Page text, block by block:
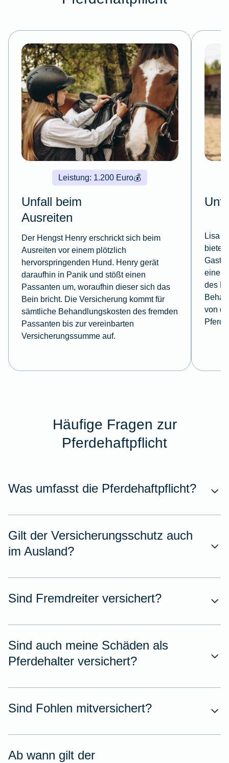
💰
Leistung: 1.200 Euro
Unfall beim
Ausreiten
Der Hengst Henry erschrickt sich beim
Ausreiten vor einem plötzlich
hervorspringenden Hund. Henry gerät
daraufhin in Panik und stößt einen
Passanten um, woraufhin dieser sich das
Bein bricht. Die Versicherung kommt für
sämtliche Behandlungskosten des fremden
Passanten bis zur vereinbarten
Versicherungssumme auf.
Lisa
bietet
einem
des
von
Häufige Fragen zur
Pferdehaftpflicht
Was umfasst die Pferdehaftpflicht?
Gilt der Versicherungsschutz auch
im Ausland?
Sind Fremdreiter versichert?
Sind auch meine Schäden als
Pferdehalter versichert?
Sind Fohlen mitversichert?
Ab wann gilt der